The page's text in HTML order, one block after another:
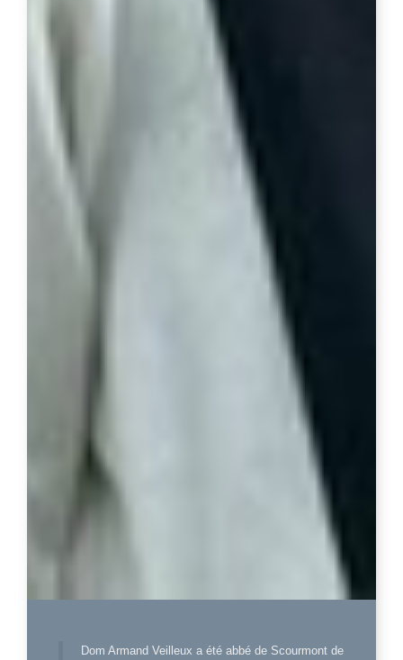
Dom Armand Veilleux a été abbé de Scourmont de